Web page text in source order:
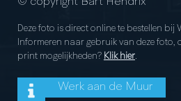
Deze foto is direct online te bestellen bij
Informeren naar gebruik van deze foto,
print mogelijkheden? Klik hier.
Werk aan de Muur